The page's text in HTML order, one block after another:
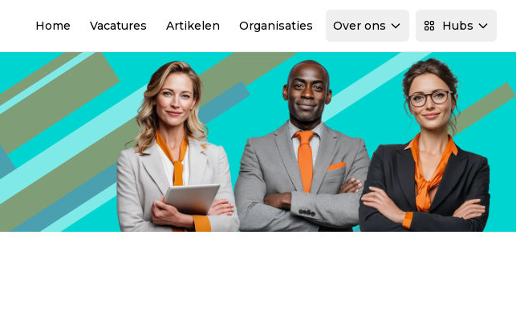
Home Vacatures Artikelen Organisaties Over ons Hubs